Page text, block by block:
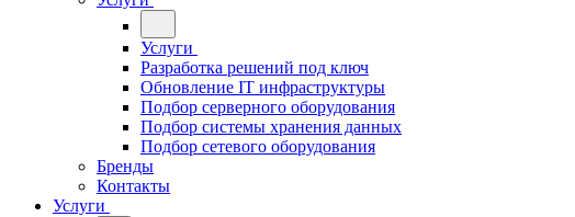
Услуги
Разработка решений под ключ
Обновление IT инфраструктуры
Подбор серверного оборудования
Подбор системы хранения данных
Подбор сетевого оборудования
Бренды
Контакты
Услуги